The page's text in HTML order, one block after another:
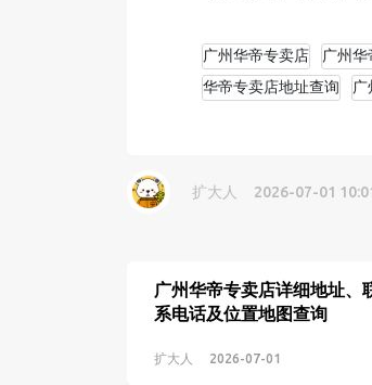
广州华帝专卖店 广州
华帝专卖店地址查询
广
扩大人 2026-07-01
广州华帝专卖店详细地址、
系电话及位置地图查询
扩大人 2026-07-01